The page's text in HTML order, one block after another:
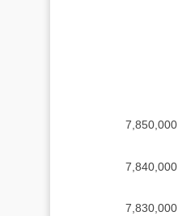
7,830,000
7,840,000
7,850,000